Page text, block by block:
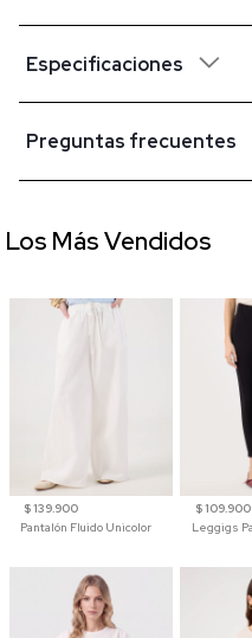
Especificaciones
Preguntas frecuentes
$ 139.900
Pantalón Fluido Unicolor
$ 109.900
Los Más Vendidos